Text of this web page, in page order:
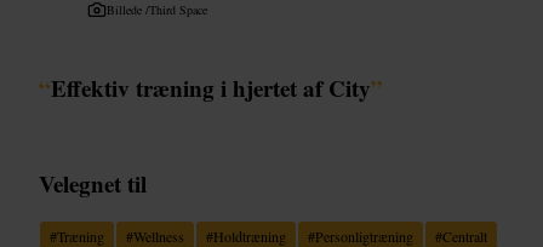
Billede /Third Space
“Effektiv træning i hjertet af City”
Velegnet til
#Træning #Wellness #Holdtræning #Personligtræning #Centralt